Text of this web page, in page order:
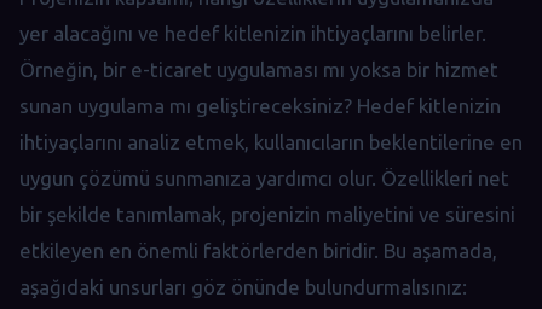
yer alacağını ve hedef kitlenizin ihtiyaçlarını belirler.
Örneğin, bir e-ticaret uygulaması mı yoksa bir hizmet
sunan uygulama mı geliştireceksiniz? Hedef kitlenizin
ihtiyaçlarını analiz etmek, kullanıcıların beklentilerine en
uygun çözümü sunmanıza yardımcı olur. Özellikleri net
bir şekilde tanımlamak, projenizin maliyetini ve süresini
etkileyen en önemli faktörlerden biridir. Bu aşamada,
aşağıdaki unsurları göz önünde bulundurmalısınız: